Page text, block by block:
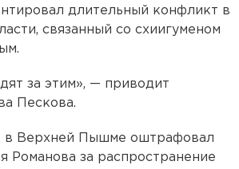
длительный конфликт в
связанный со схиигуменом
за этим», — приводит
Пескова.
в Верхней Пышме оштрафовал
Романова за распространение